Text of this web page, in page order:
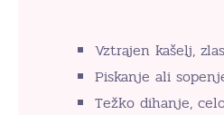
Vztrajen kašelj,
Piskanje ali
Težko dihanje,